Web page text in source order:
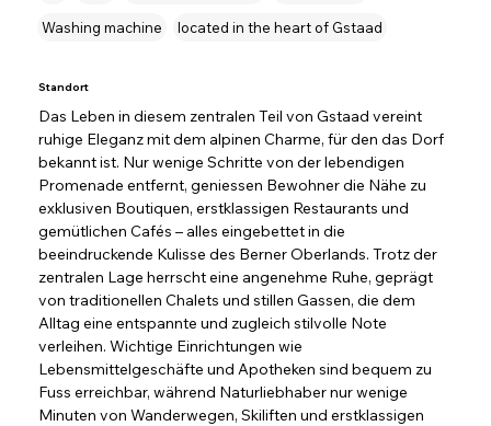
Washing machine located in the heart of Gstaad
Standort
Das Leben in diesem zentralen Teil von Gstaad vereint
ruhige Eleganz mit dem alpinen Charme, für den das Dorf
bekannt ist. Nur wenige Schritte von der lebendigen
Promenade entfernt, geniessen Bewohner die Nähe zu
exklusiven Boutiquen, erstklassigen Restaurants und
gemütlichen Cafés – alles eingebettet in die
beeindruckende Kulisse des Berner Oberlands. Trotz der
zentralen Lage herrscht eine angenehme Ruhe, geprägt
von traditionellen Chalets und stillen Gassen, die dem
Alltag eine entspannte und zugleich stilvolle Note
verleihen. Wichtige Einrichtungen wie
Lebensmittelgeschäfte und Apotheken sind bequem zu
Fuss erreichbar, während Naturliebhaber nur wenige
Minuten von Wanderwegen, Skiliften und erstklassigen